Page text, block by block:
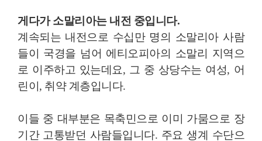
게다가 소말리아는 내전 중입니다.
계속되는 내전으로 수십만 명의 소말리아 사람
들이 국경을 넘어 에티오피아의 소말리 지역으
로 이주하고 있는데요, 그 중 상당수는 여성, 어
린이, 취약 계층입니다.
이들 중 대부분은 목축민으로 이미 가뭄으로 장
기간 고통받던 사람들입니다. 주요 생계 수단으